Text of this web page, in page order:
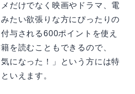
だけでなく映画やドラマ、電
たい欲張りな方にぴったりの
与される600ポイントを使え
を読むこともできるので、
になった！」という方には特
いえます。